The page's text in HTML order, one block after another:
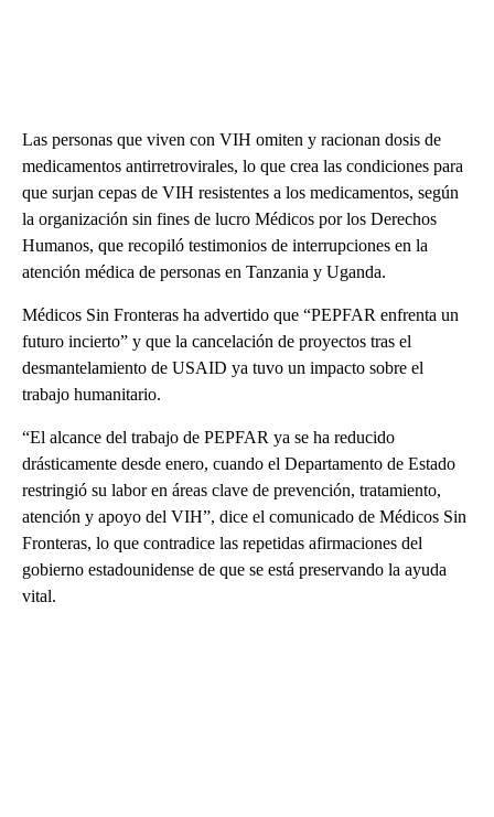
Las personas que viven con VIH omiten y racionan dosis de
medicamentos antirretrovirales, lo que crea las condiciones para
que surjan cepas de VIH resistentes a los medicamentos, según
la organización sin fines de lucro Médicos por los Derechos
Humanos, que recopiló testimonios de interrupciones en la
atención médica de personas en Tanzania y Uganda.
Médicos Sin Fronteras ha advertido que “PEPFAR enfrenta un
futuro incierto” y que la cancelación de proyectos tras el
desmantelamiento de USAID ya tuvo un impacto sobre el
trabajo humanitario.
“El alcance del trabajo de PEPFAR ya se ha reducido
drásticamente desde enero, cuando el Departamento de Estado
restringió su labor en áreas clave de prevención, tratamiento,
atención y apoyo del VIH”, dice el comunicado de Médicos Sin
Fronteras, lo que contradice las repetidas afirmaciones del
gobierno estadounidense de que se está preservando la ayuda
vital.